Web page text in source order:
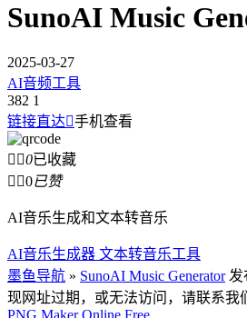
SunoAI Music
2025-03-27
AI音频工具
382 1
链接直达手机查看
 0已收藏
 0已赞
AI音乐生成和文本转音乐
AI音乐生成器 文本转音乐工具
墨鱼导航 » SunoAI Music Generator发
现网址过期，或无法访问，请联系我
PNG Maker Online Free